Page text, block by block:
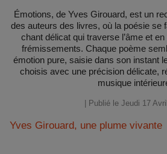
Émotions, de Yves Girouard, est un
des auteurs des livres, où la poésie se
chant délicat qui traverse l’âme et
frémissements. Chaque poème
émotion pure, saisie dans son instant
choisis avec une précision délicate,
musique
| Publié le Jeudi 17
Yves Girouard, une plume vivante